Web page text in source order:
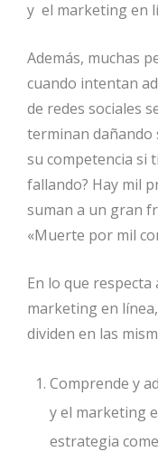
y el marketing en
Además, muchas
cuando intentan
de redes sociales
terminan dañando
su competencia si
fallando? Hay mil
suman a un gran
«Muerte por mil
En lo que respecta
marketing en
dividen en las
Comprende y
y el marketing
estrategia